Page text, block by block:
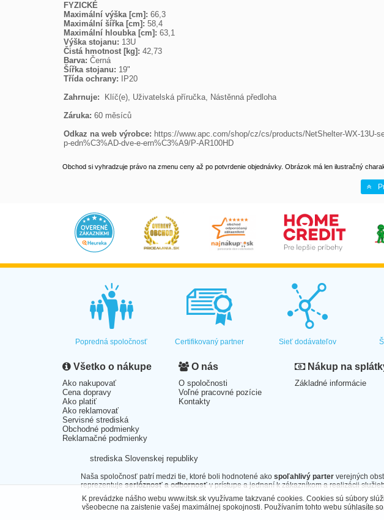
FYZICKÉ
Maximální výška [cm]:
Maximální šířka [cm]:
Maximální hloubka [cm]:
Výška stojanu:
Čistá hmotnost [kg]:
Barva:
Šířka stojanu:
Třída ochrany:
IP20
Zahrnuje:
Klíč(e), Uživatelská příručka, Nástěnná předloha
Záruka: 60 měsíců
Odkaz na web výrobce: https://www.apc.com/shop/cz/cs/products/NetShelter-WX-13U-
p-edn%C3%AD-dve-e-ern%C3%A9/P-AR100HD
Obchod si vyhradzuje právo na zmenu ceny až po potvrdenie objednávky. Obrázok má len ilustračný
Popredná spoločnosť Certifikovaný partner Sieť dodávateľov
Všetko o nákupe
Ako nakupovať
Cena dopravy
Ako platiť
Ako reklamovať
Servisné strediská
Obchodné podmienky
Reklamačné podmienky
O nás
O spoločnosti
Voľné pracovné pozície
Kontakty
Nákup na
Základné informácie
strediska Slovenskej republiky
Naša spoločnosť patrí medzi tie, ktoré boli hodnotené ako spoľahlivý parter verejných
reprezentujeserióznosť a odbornosťv prístupe a jednaní k zákazníkom a realizácii
Technické
K prevádzke nášho webu www.itsk.sk využívame takzvané cookies. Cookies sú súbory
všeobecne na zaistenie vašej maximálnej spokojnosti. Používaním tohto webu súhlasíte